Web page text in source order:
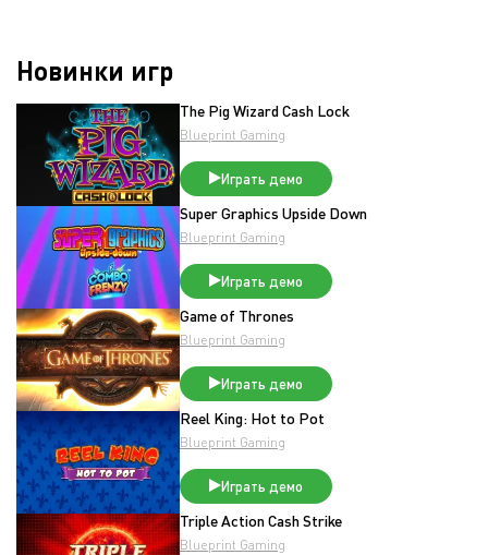
Новинки игр
The Pig Wizard Cash Lock
Blueprint Gaming
Играть демо
Super Graphics Upside Down
Blueprint Gaming
Играть демо
Game of Thrones
Blueprint Gaming
Играть демо
Reel King: Hot to Pot
Blueprint Gaming
Играть демо
Triple Action Cash Strike
Blueprint Gaming